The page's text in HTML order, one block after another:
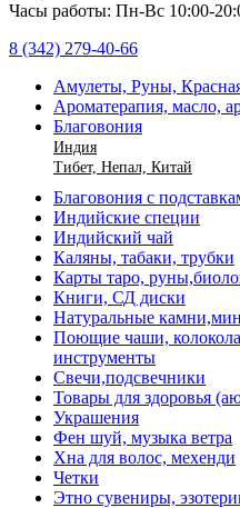
Часы работы: Пн-Вс 10:00-
8 (342) 279-40-66
Амулеты, Руны,
Ароматерапия, масло,
Благовония
Индия
Тибет, Непал, Китай
Благовония с
Индийские специи
Индийский чай
Каляны, табаки, трубки
Карты таро,
Книги, СД диски
Натуральные
Поющие чаши,
инструменты
Свечи,подсвечники
Товары для здоровья
Украшения
Фен шуй, музыка ветра
Хна для волос, мехенди
Четки
Этно сувениры,